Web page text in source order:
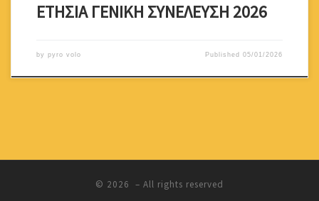
ΕΤΗΣΙΑ ΓΕΝΙΚΗ ΣΥΝΕΛΕΥΣΗ 2026
by pyro volo Published05/01/2026
© 2026 – All rights reserved